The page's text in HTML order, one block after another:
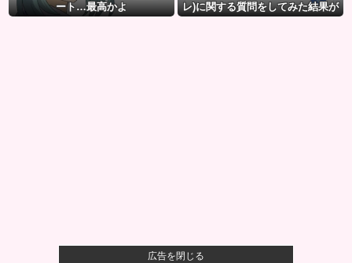
ート…最高かよ
レ)に関する質問をしてみた結果が
広告を閉じる